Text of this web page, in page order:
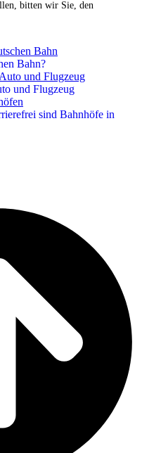
bitten wir Sie, den
Bahn?
und Flugzeug
sind Bahnhöfe in